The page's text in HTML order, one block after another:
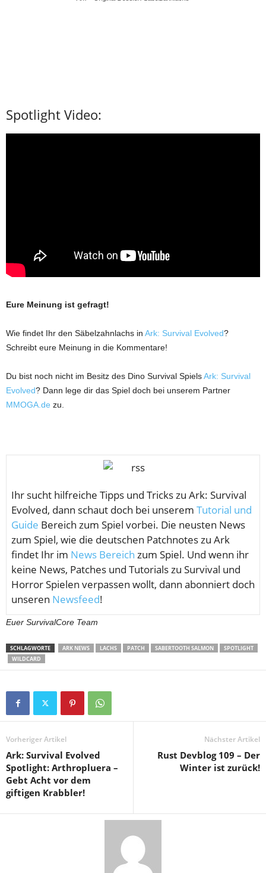
Spotlight Video:
Eure Meinung ist gefragt!
Wie findet Ihr den Säbelzahnlachs in Ark: Survival Evolved?
Schreibt eure Meinung in die Kommentare!
Du bist noch nicht im Besitz des Dino Survival SpielsArk: Survival
Evolved? Dann lege dir das Spiel doch bei unserem Partner
MMOGA.de zu.
Ihr sucht hilfreiche Tipps und Tricks zu Ark: Survival
Evolved, dann schaut doch bei unserem Tutorial und
Guide Bereich zum Spiel vorbei. Die neusten News
zum Spiel, wie die deutschen Patchnotes zu Ark
findet Ihr im News Bereich zum Spiel. Und wenn ihr
keine News, Patches und Tutorials zu Survival und
Horror Spielen verpassen wollt, dann abonniert doch
unseren Newsfeed!
Euer SurvivalCore Team
SCHLAGWORTE ARK NEWS LACHS PATCH SABERTOOTH SALMON
SPOTLIGHT
WILDCARD
Vorheriger Artikel
Ark: Survival Evolved
Spotlight: Arthropluera –
Gebt Acht vor dem
giftigen Krabbler!
Nächster Artikel
Rust Devblog 109 – Der
Winter ist zurück!